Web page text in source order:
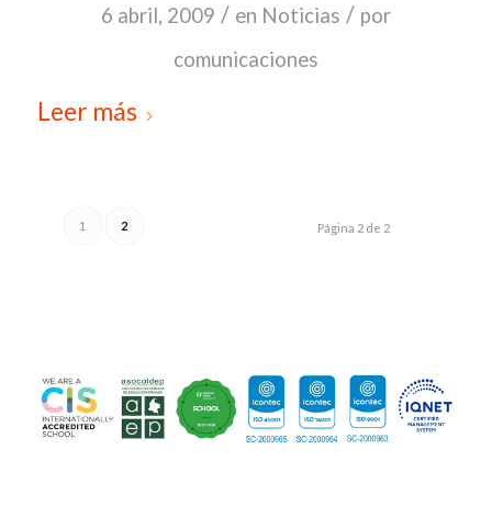
6 abril, 2009 / en Noticias / por
comunicaciones
Leer más
Página 2 de 2
1 2